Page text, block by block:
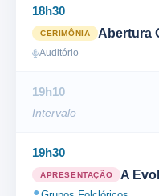
18h30
CERIMÔNIA Abertura
Auditório
19h10
Intervalo
19h30
APRESENTAÇÃO A